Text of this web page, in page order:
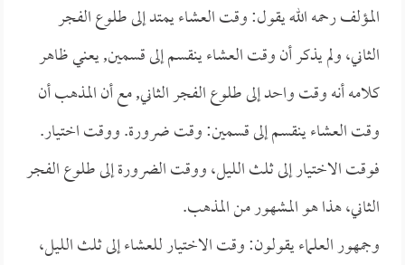
المؤلف رحمه الله يقول: وقت العشاء يمتد إلى طلوع الفجر
الثاني، ولم يذكر أن وقت العشاء ينقسم إلى قسمين, يعني ظاهر
كلامه أنه وقت واحد إلى طلوع الفجر الثاني, مع أن المذهب أن
وقت العشاء ينقسم إلى قسمين: وقت ضرورة. ووقت اختيار.
فوقت الاختيار إلى ثلث الليل، ووقت الضرورة إلى طلوع الفجر
الثاني، هذا هو المشهور من المذهب.
وجمهور العلماء يقولون: وقت الاختيار للعشاء إلى ثلث الليل،